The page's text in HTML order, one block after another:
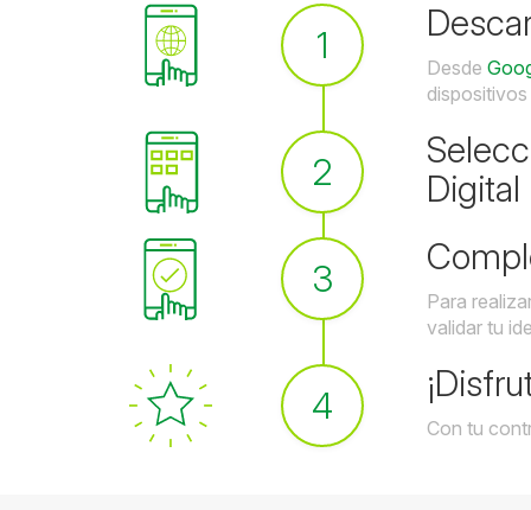
1
Desde
2
Digital
3
Para
validar tu
4
Con tu